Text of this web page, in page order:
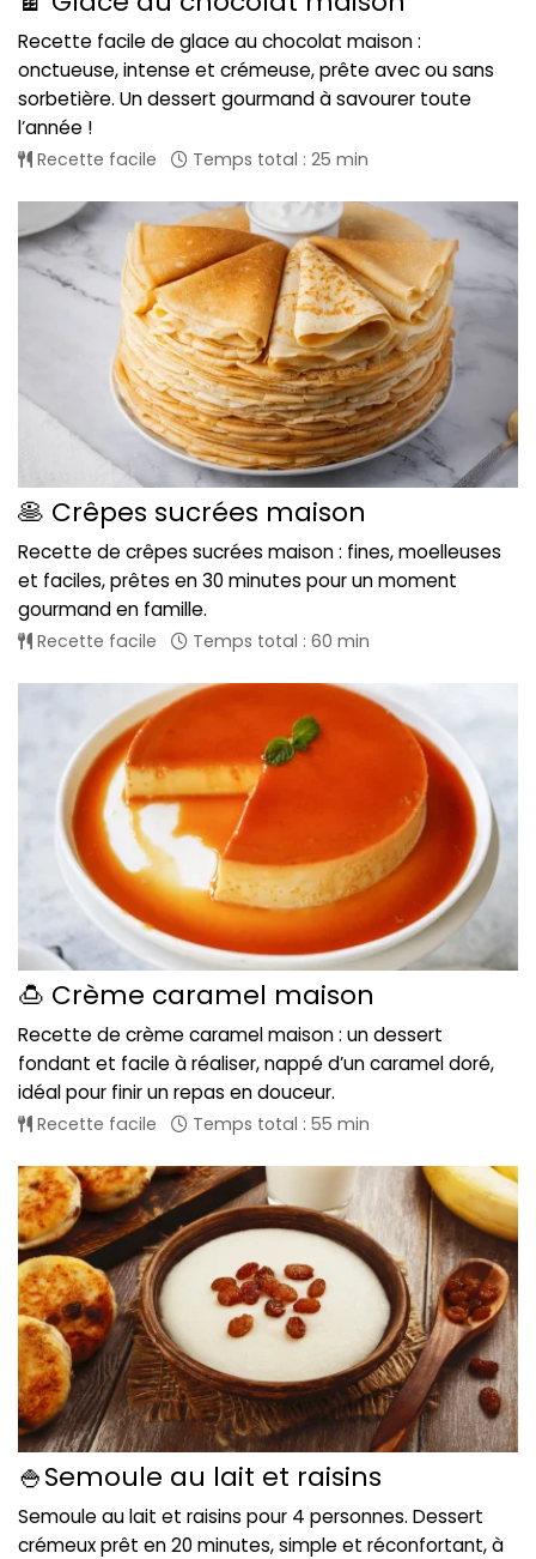
Recette facile de glace au chocolat maison :
onctueuse, intense et crémeuse, prête avec ou sans
sorbetière. Un dessert gourmand à savourer toute
l’année !
Recette facile Temps total : 25 min
🥞 Crêpes sucrées maison
Recette de crêpes sucrées maison : fines, moelleuses
et faciles, prêtes en 30 minutes pour un moment
gourmand en famille.
Recette facile Temps total : 60 min
🍮 Crème caramel maison
Recette de crème caramel maison : un dessert
fondant et facile à réaliser, nappé d’un caramel doré,
idéal pour finir un repas en douceur.
Recette facile Temps total : 55 min
🍚Semoule au lait et raisins
Semoule au lait et raisins pour 4 personnes. Dessert
crémeux prêt en 20 minutes, simple et réconfortant, à